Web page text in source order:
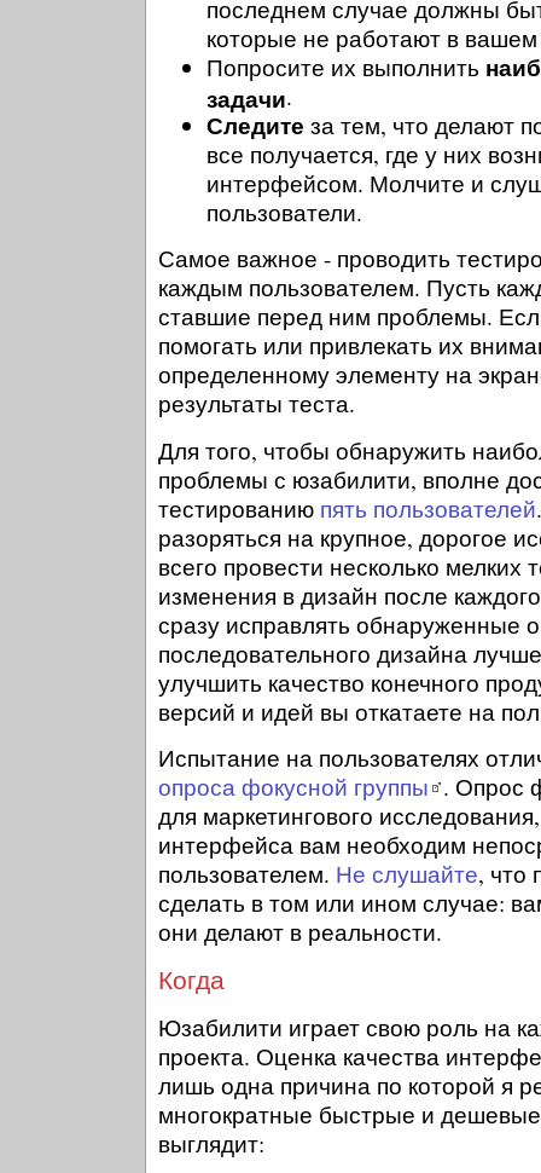
последнем случае должны
которые не работают в вашем
Попросите их выполнить
задачи.
Следите за тем, что делают
все получается, где у них
интерфейсом. Молчите и
пользователи.
Самое важное - проводить
каждым пользователем. Пусть
ставшие перед ним проблемы.
помогать или привлекать их
определенному элементу на
результаты теста.
Для того, чтобы обнаружить
проблемы с юзабилити, вполне
тестированию пять пользователей
разоряться на крупное, дорогое
всего провести несколько мелких
изменения в дизайн после
сразу исправлять обнаруженные
последовательного дизайна
улучшить качество конечного
версий и идей вы откатаете на
Испытание на пользователях
опроса фокусной группы . Опрос
для маркетингового
интерфейса вам необходим
пользователем. Не слушайте, что
сделать в том или ином случае:
они делают в реальности.
Когда
Юзабилити играет свою роль на
проекта. Оценка качества
лишь одна причина по которой я
многократные быстрые и дешевые
выглядит: